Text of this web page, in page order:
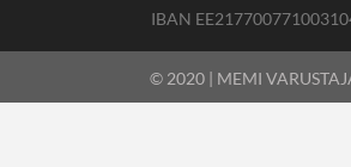
IBAN
© 2020 | MEMI